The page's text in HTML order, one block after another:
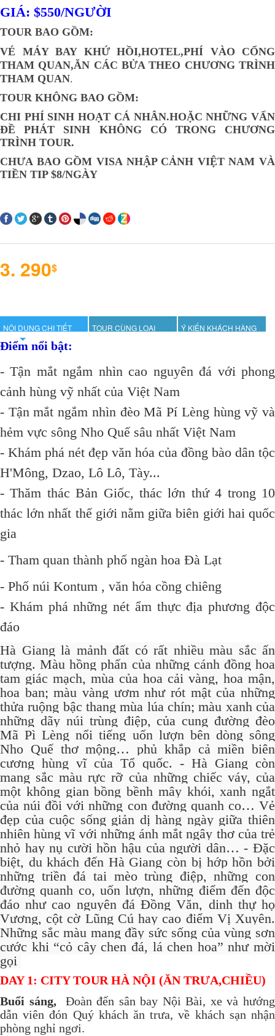
GIÁ: $550/NGƯỜI
TOUR BAO GỒM:
VÉ MÁY BAY KHỨ HỒI,HOTEL,PHÍ VÀO CỔNG
THAM QUAN,ĂN CÁC BỬA THEO CHƯƠNG TRÌNH
THAM QUAN.
TOUR KHÔNG BAO GỒM:
CHI PHÍ SINH HOẠT CÁ NHÂN.HOẶC NHỮNG VẤN
ĐỀ PHÁT SINH KHÔNG CÓ TRONG CHƯƠNG
TRÌNH TOUR.
CHƯA BAO GỒM VISA NHẬP CẢNH VIỆT NAM VÀ
TIỀN TIP $8/NGÀY
3. 290$
NỘI DUNG CHI TIẾT TOUR CÙNG LOẠI Ý KIẾN KHÁCH HÀNG
Điểm nổi bật:
- Tận mắt ngắm nhìn cao nguyên đá với phong
cảnh hùng vỹ nhất của Việt Nam
- Tận mắt ngắm nhìn đèo Mã Pí Lèng hùng vỹ và
hẻm vực sông Nho Quế sâu nhất Việt Nam
- Khám phá nét đẹp văn hóa của đồng bào dân tộc
H'Mông, Dzao, Lô Lô, Tày...
- Thăm thác Bản Giốc, thác lớn thứ 4 trong 10
thác lớn nhất thế giới nằm giữa biên giới hai quốc
gia
- Tham quan thành phố ngàn hoa Đà Lạt
- Phố núi Kontum , văn hóa cồng chiêng
- Khám phá những nét ẩm thực địa phương độc
đáo
Hà Giang là mảnh đất có rất nhiều màu sắc ấn
tượng. Màu hồng phấn của những cánh đồng hoa
tam giác mạch, mùa của hoa cải vàng, hoa mận,
hoa ban; màu vàng ươm như rót mật của những
thửa ruộng bậc thang mùa lúa chín; màu xanh của
những dãy núi trùng điệp, của cung đường đèo
Mã Pì Lèng nổi tiếng uốn lượn bên dòng sông
Nho Quế thơ mộng… phủ khắp cả miền biên
cương hùng vĩ của Tổ quốc. - Hà Giang còn
mang sắc màu rực rỡ của những chiếc váy, của
một không gian bồng bềnh mây khói, xanh ngắt
của núi đồi với những con đường quanh co… Vẻ
đẹp của cuộc sống giản dị hàng ngày giữa thiên
nhiên hùng vĩ với những ánh mắt ngây thơ của trẻ
nhỏ hay nụ cười hồn hậu của người dân… - Đặc
biệt, du khách đến Hà Giang còn bị hớp hồn bởi
những triền đá tai mèo trùng điệp, những con
đường quanh co, uốn lượn, những điểm đến độc
đáo như cao nguyên đá Đồng Văn, dinh thự họ
Vương, cột cờ Lũng Cú hay cao điểm Vị Xuyên.
Những sắc màu mang đầy sức sống của vùng sơn
cước khi “cỏ cây chen đá, lá chen hoa” như mời
gọi
DAY 1: CITY TOUR HÀ NỘI (ĂN TRƯA,CHIỀU)
Buổi sáng,Đoàn đến sân bay Nội Bài, xe và hướng
dẫn viên đón Quý khách ăn trưa, về khách sạn nhận
phòng nghỉ ngơi.